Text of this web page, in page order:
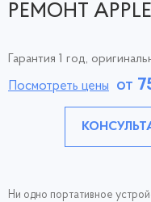
РЕМОНТ
Гарантия 1 год,
Посмотреть цены от
Ни одно портативное